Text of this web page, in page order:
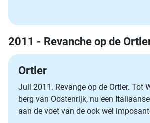
2011 - Revanche op de
Ortler
Juli 2011. Revange op de Ortler. Tot
berg van Oostenrijk, nu een
aan de voet van de ook wel